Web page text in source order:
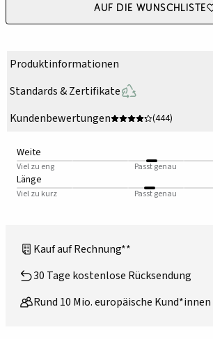
Auf die Wunschliste
Produktinformationen
Standards & Zertifikate
Kundenbewertungen
(444)
Weite
Viel zu eng Passt genau
Länge
Viel zu kurz Passt genau
Kauf auf Rechnung**
30 Tage kostenlose Rücksendung
Rund 10 Mio. europäische Kund*innen